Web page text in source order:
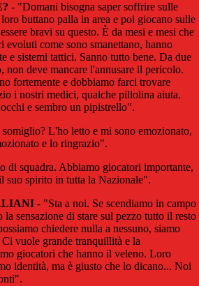
- "Domani bisogna saper soffrire sulle
buttano palla in area e poi giocano sulle
bravi su questo. È da mesi e mesi che
evoluti come sono smanettano, hanno
e sistemi tattici. Sanno tutto bene. Da due
non deve mancare l'annusare il pericolo.
fortemente e dobbiamo farci trovare
i nostri medici, qualche pillolina aiuta.
e sembro un pipistrello".
L'ho letto e mi sono emozionato,
e lo ringrazio".
di squadra. Abbiamo giocatori importante,
suo spirito in tutta la Nazionale".
- "Sta a noi. Se scendiamo in campo
la sensazione di stare sul pezzo tutto il resto
chiedere nulla a nessuno, siamo
vuole grande tranquillità e la
giocatori che hanno il veleno. Loro
identità, ma è giusto che lo dicano... Noi